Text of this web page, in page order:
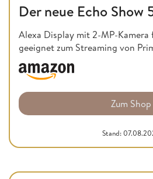
Der neue Echo Show
Alexa Display mit 2-MP-Kamera
geeignet zum Streaming von
Zum Shop
Stand: